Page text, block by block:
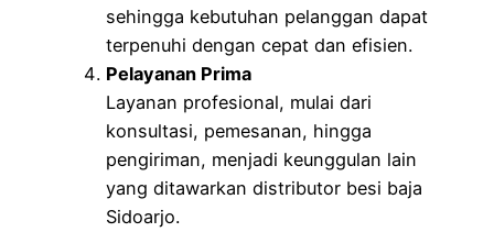
sehingga kebutuhan pelanggan dapat
terpenuhi dengan cepat dan efisien.
Pelayanan Prima
Layanan profesional, mulai dari
konsultasi, pemesanan, hingga
pengiriman, menjadi keunggulan lain
yang ditawarkan distributor besi baja
Sidoarjo.